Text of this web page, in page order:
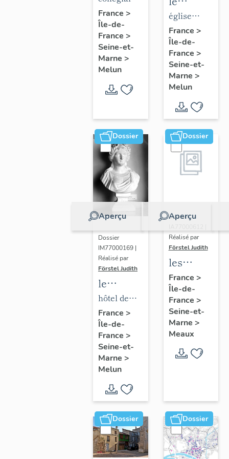
de la
collégiale
Notre-
Dame
Notre-
Dame
France >
Île-de-
France >
Seine-et-
Marne >
Melun
mobilier
de
l'église
Saint-
Aspais
église
paroissiale
Saint-
Aspais
France >
Île-de-
France >
Seine-et-
Marne >
Melun
Dossier
Aperçu
Dossier
IM77000169 |
Réalisé par
Förstel Judith
le
mobilier
de l'hôtel
de ville
hôtel de
ville
France >
Île-de-
France >
Seine-et-
Marne >
Melun
Dossier
Aperçu
Dossier
Réalisé par
Förstel Judith
les
maisons
et
immeubles
de
Meaux
France >
Île-de-
France >
Seine-et-
Marne >
Meaux
Dossier Dossier